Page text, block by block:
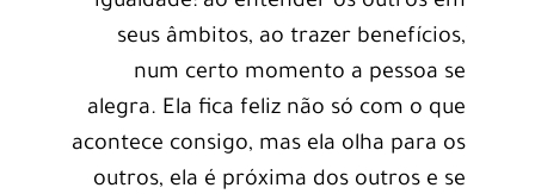
seus âmbitos, ao trazer benefícios,
num certo momento a pessoa se
alegra. Ela fica feliz não só com o que
acontece consigo, mas ela olha para os
outros, ela é próxima dos outros e se